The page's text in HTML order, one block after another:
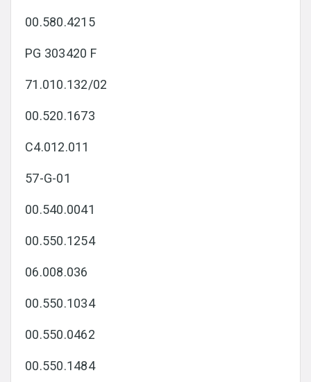
00.580.4215
PG 303420 F
71.010.132/02
00.520.1673
C4.012.011
57-G-01
00.540.0041
00.550.1254
06.008.036
00.550.1034
00.550.0462
00.550.1484